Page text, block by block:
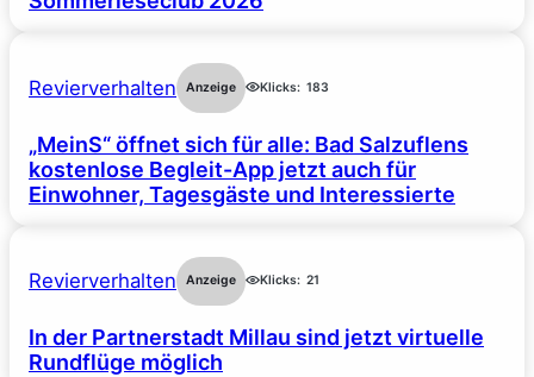
Revierverhalten Anzeige Klicks: 183
„MeinS“ öffnet sich für alle: Bad Salzuflens
kostenlose Begleit-App jetzt auch für
Einwohner, Tagesgäste und Interessierte
Revierverhalten Anzeige Klicks: 21
In der Partnerstadt Millau sind jetzt virtuelle
Rundflüge möglich